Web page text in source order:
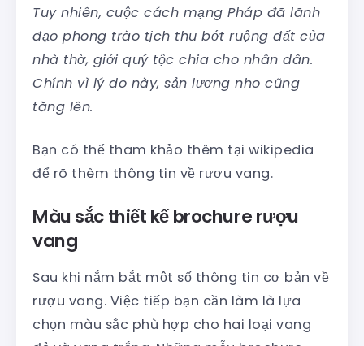
Tuy nhiên, cuộc cách mạng Pháp đã lãnh
đạo phong trào tịch thu bớt ruộng đất của
nhà thờ, giới quý tộc chia cho nhân dân.
Chính vì lý do này, sản lượng nho cũng
tăng lên.
Bạn có thể tham khảo thêm tại wikipedia
để rõ thêm thông tin về rượu vang.
Màu sắc thiết kế brochure rượu
vang
Sau khi nắm bắt một số thông tin cơ bản về
rượu vang. Việc tiếp bạn cần làm là lựa
chọn màu sắc phù hợp cho hai loại vang